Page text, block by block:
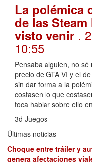
La polémica
de las
visto venir .
10:55
Pensaba alguien, no
precio de GTA VI y el
sin dar forma a la
costasen lo que
toca hablar sobre ello
3d Juegos
Últimas noticias
Choque entre tráiler y
genera afectaciones